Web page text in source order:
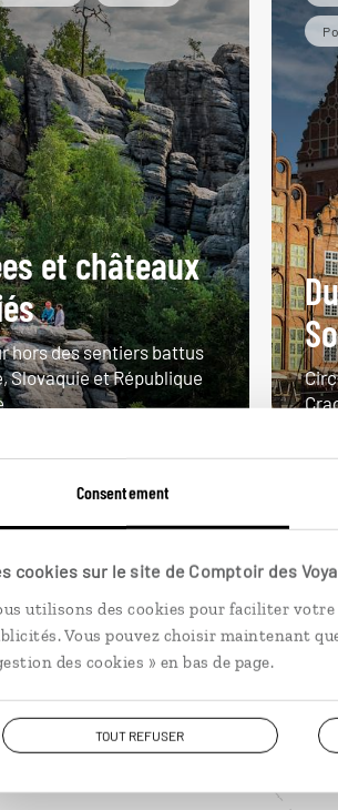
Consentement
cookies sur le site de Comptoir des
utilisons des cookies pour faciliter
Vous pouvez choisir maintenant
des cookies » en bas de page.
TOUT REFUSER
et châteaux
hors des sentiers battus
Slovaquie et République
14 nuits
2300€
VOIR